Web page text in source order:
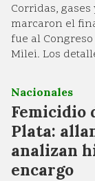
Corridas,
marcaron el
fue al
Milei. Los
Femicidio
Plata:
analizan
encargo
Nacionales